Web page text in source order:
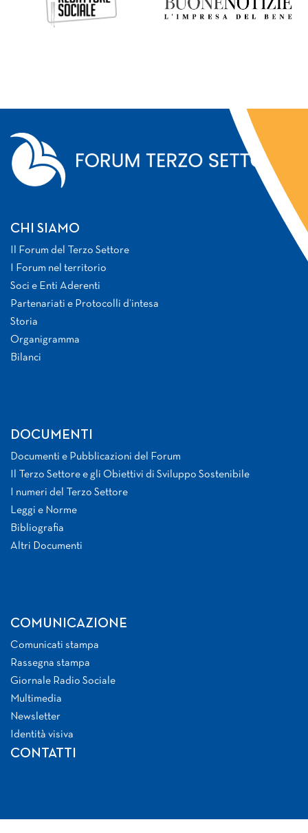
CHI SIAMO
Il Forum del Terzo Settore
I Forum nel territorio
Soci e Enti Aderenti
Partenariati e Protocolli d’intesa
Storia
Organigramma
Bilanci
DOCUMENTI
Documenti e Pubblicazioni del Forum
Il Terzo Settore e gli Obiettivi di Sviluppo Sostenibile
I numeri del Terzo Settore
Leggi e Norme
Bibliografia
Altri Documenti
COMUNICAZIONE
Comunicati stampa
Rassegna stampa
Giornale Radio Sociale
Multimedia
Newsletter
Identità visiva
CONTATTI